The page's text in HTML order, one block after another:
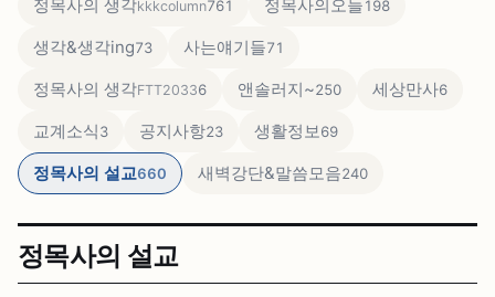
정목사의 생각kkkcolumn761 정목사의오늘198
생각&생각ing73 사는얘기들71
정목사의 생각FTT20336 앤솔러지~250 세상만사6
교계소식3 공지사항23 생활정보69
정목사의 설교660 새벽강단&말씀모음240
정목사의 설교